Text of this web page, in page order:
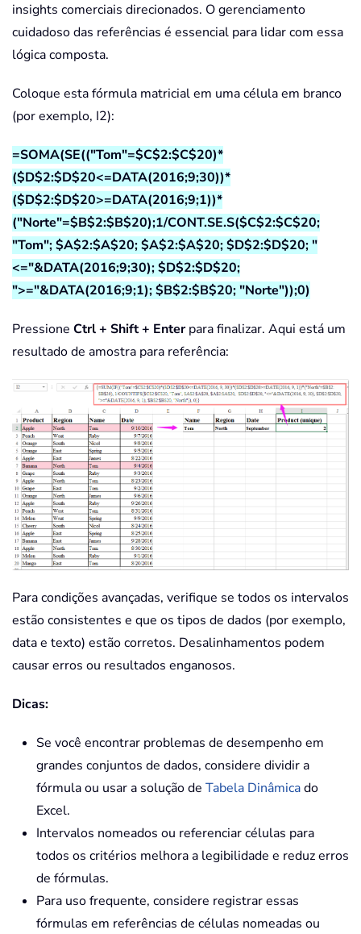
insights comerciais direcionados. O gerenciamento
cuidadoso das referências é essencial para lidar com essa
lógica composta.
Coloque esta fórmula matricial em uma célula em branco
(por exemplo, I2):
=SOMA(SE(("Tom"=$C$2:$C$20)*
($D$2:$D$20<=DATA(2016;9;30))*
($D$2:$D$20>=DATA(2016;9;1))*
("Norte"=$B$2:$B$20);1/CONT.SE.S($C$2:$C$20;
"Tom"; $A$2:$A$20; $A$2:$A$20; $D$2:$D$20; "
<="&DATA(2016;9;30); $D$2:$D$20;
">="&DATA(2016;9;1); $B$2:$B$20; "Norte"));0)
Pressione Ctrl + Shift + Enterpara finalizar. Aqui está um
resultado de amostra para referência:
Para condições avançadas, verifique se todos os intervalos
estão consistentes e que os tipos de dados (por exemplo,
data e texto) estão corretos. Desalinhamentos podem
causar erros ou resultados enganosos.
Dicas:
Se você encontrar problemas de desempenho em
grandes conjuntos de dados, considere dividir a
fórmula ou usar a solução de Tabela Dinâmicado
Excel.
Intervalos nomeados ou referenciar células para
todos os critérios melhora a legibilidade e reduz erros
de fórmulas.
Para uso frequente, considere registrar essas
fórmulas em referências de células nomeadas ou